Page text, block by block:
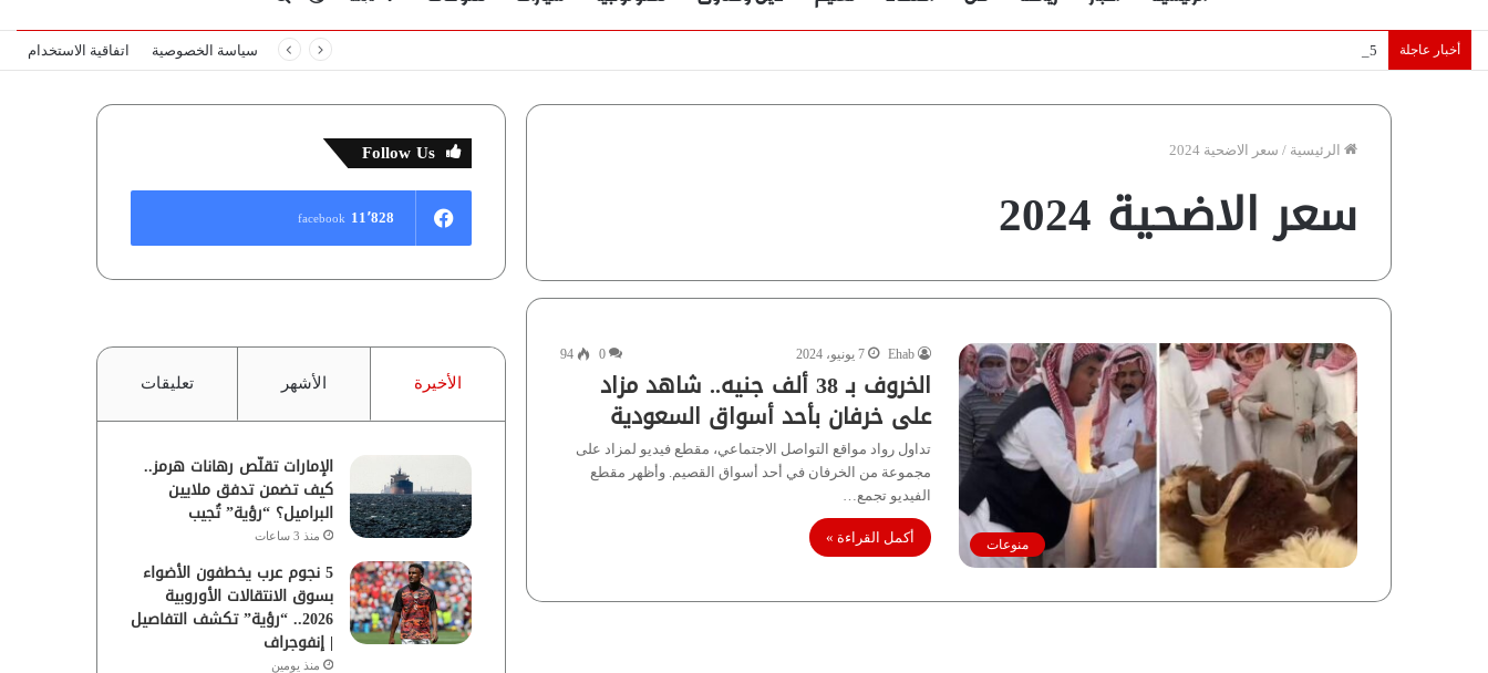
عنالمظلم
أخبار عاجلة 5 نجوم عرب يخطفون الأضواء بسوق الانتقالات الأوروبية 2026.. “رؤية” تكشف التفاصيل | إنفوجراف سياسة الخصوصية اتفاقية الاستخدام
الرئيسية / سعر الاضحية 2024
سعر الاضحية 2024
منوعات
Ehab 7 يونيو، 2024 0
94
الخروف بـ 38 ألف جنيه.. شاهد مزاد
على خرفان بأحد أسواق السعودية
تداول رواد مواقع التواصل الاجتماعي، مقطع فيديو لمزاد على
مجموعة من الخرفان في أحد أسواق القصيم. وأظهر مقطع
الفيديو تجمع…
أكمل القراءة »
Follow Us
11٬828 facebook
الأخيرة الأشهر تعليقات
الإمارات تقلّص رهانات هرمز..
كيف تضمن تدفق ملايين
البراميل؟ “رؤية” تُجيب
منذ 3 ساعات
5 نجوم عرب يخطفون الأضواء
بسوق الانتقالات الأوروبية
2026.. “رؤية” تكشف التفاصيل
| إنفوجراف
منذ يومين